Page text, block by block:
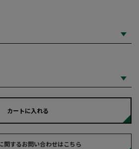
カートに入れる
関するお問い合わせはこちら